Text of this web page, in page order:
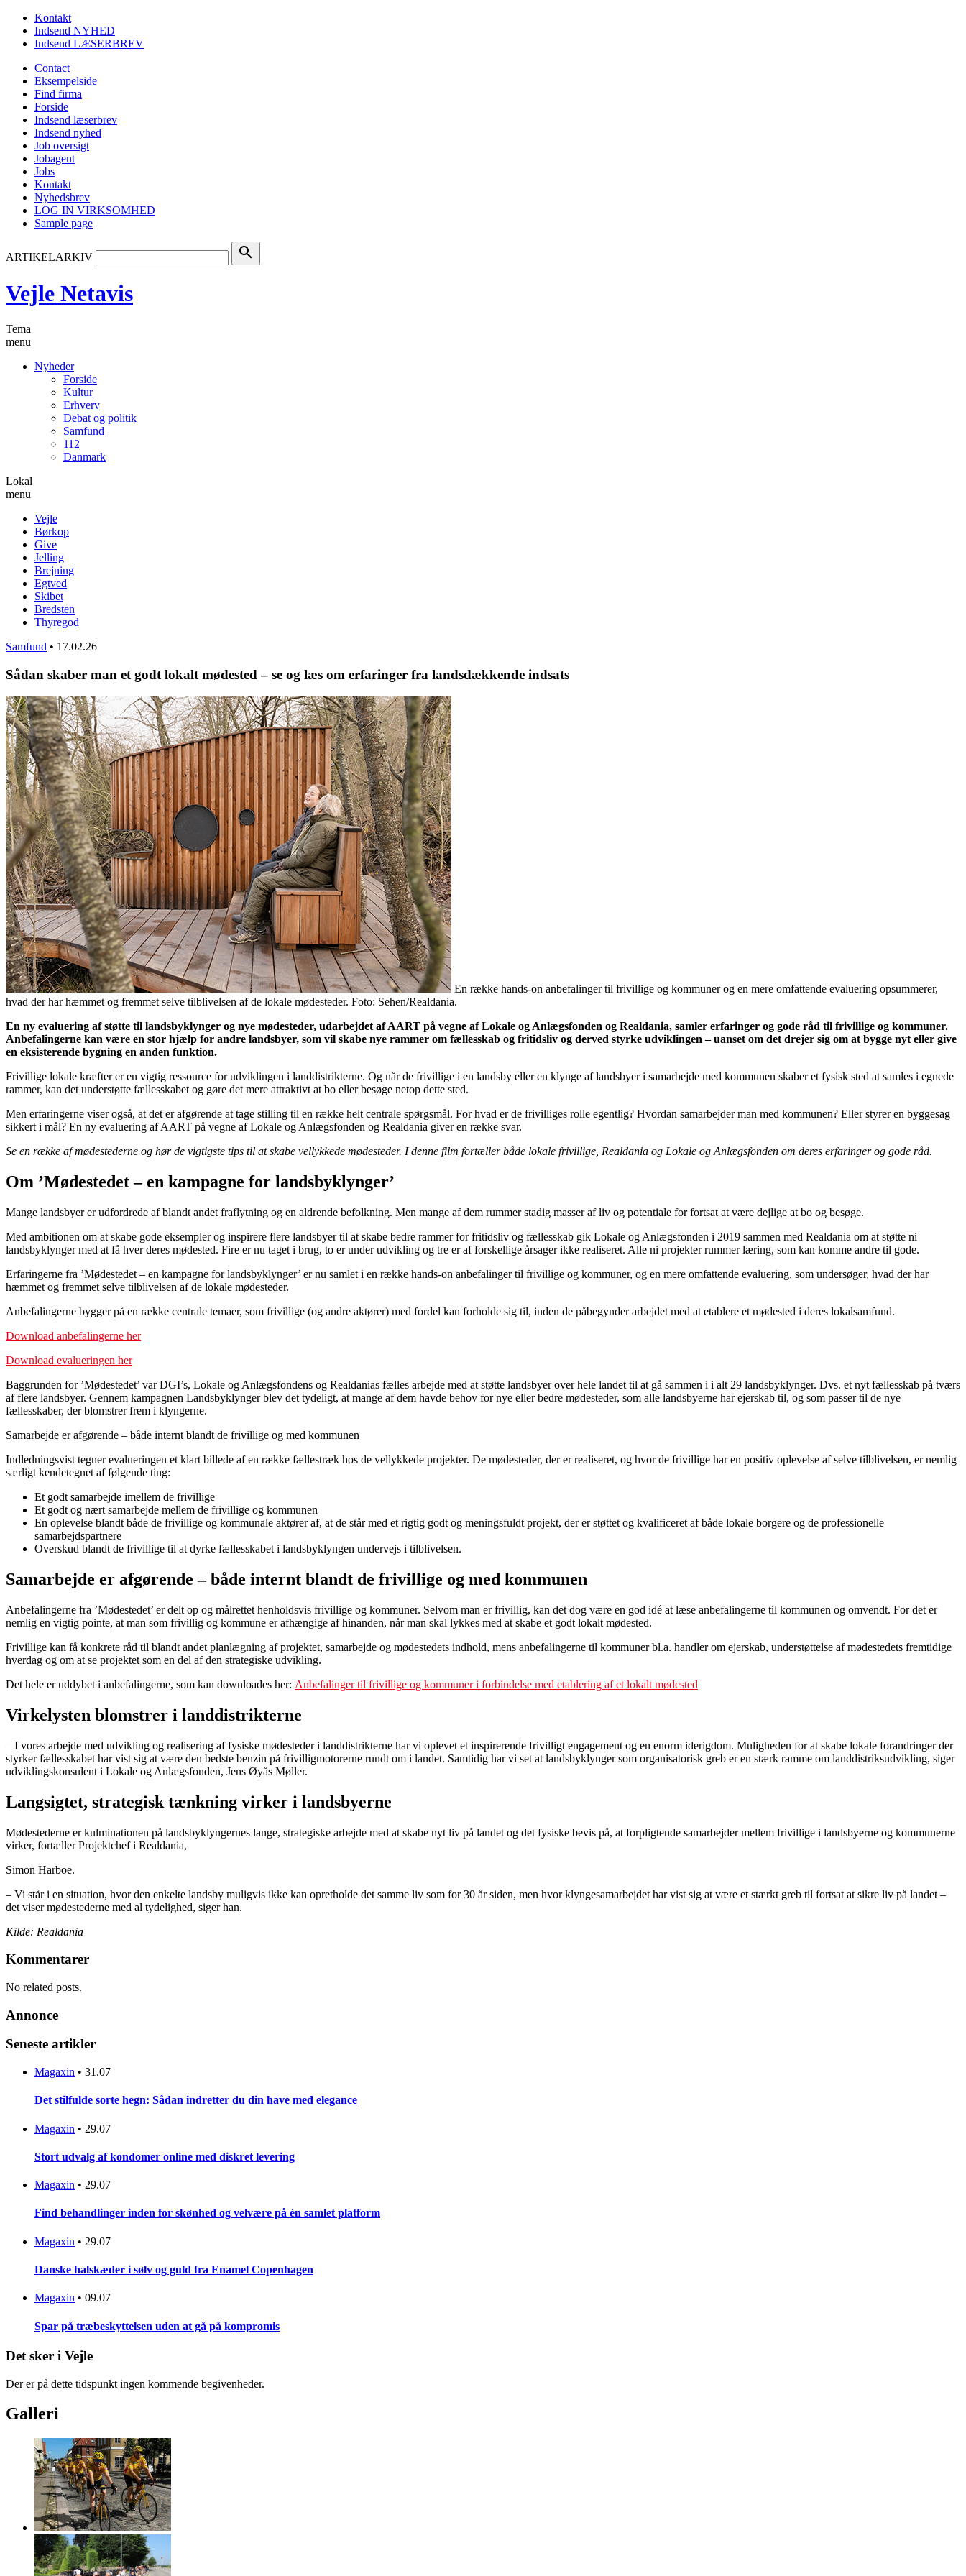
Kontakt
Indsend NYHED
Indsend LÆSERBREV
Contact
Eksempelside
Find firma
Forside
Indsend læserbrev
Indsend nyhed
Job oversigt
Jobagent
Jobs
Kontakt
Nyhedsbrev
LOG IN VIRKSOMHED
Sample page
ARTIKELARKIV search
Vejle Netavis
Tema
menu
Nyheder
Forside
Kultur
Erhverv
Debat og politik
Samfund
112
Danmark
Lokal
menu
Vejle
Børkop
Give
Jelling
Brejning
Egtved
Skibet
Bredsten
Thyregod
Samfund • 17.02.26
Sådan skaber man et godt lokalt mødested – se og læs om erfaringer fra landsdækkende indsats
En række hands-on anbefalinger til frivillige og kommuner og en mere omfattende evaluering opsummerer,
hvad der har hæmmet og fremmet selve tilblivelsen af de lokale mødesteder. Foto: Sehen/Realdania.
En ny evaluering af støtte til landsbyklynger og nye mødesteder, udarbejdet af AART på vegne af Lokale og Anlægsfonden og Realdania, samler erfaringer og gode råd til frivillige og kommuner.
Anbefalingerne kan være en stor hjælp for andre landsbyer, som vil skabe nye rammer om fællesskab og fritidsliv og derved styrke udviklingen – uanset om det drejer sig om at bygge nyt eller give
en eksisterende bygning en anden funktion.
Frivillige lokale kræfter er en vigtig ressource for udviklingen i landdistrikterne. Og når de frivillige i en landsby eller en klynge af landsbyer i samarbejde med kommunen skaber et fysisk sted at samles i egnede
rammer, kan det understøtte fællesskabet og gøre det mere attraktivt at bo eller besøge netop dette sted.
Men erfaringerne viser også, at det er afgørende at tage stilling til en række helt centrale spørgsmål. For hvad er de frivilliges rolle egentlig? Hvordan samarbejder man med kommunen? Eller styrer en byggesag
sikkert i mål? En ny evaluering af AART på vegne af Lokale og Anlægsfonden og Realdania giver en række svar.
Se en række af mødestederne og hør de vigtigste tips til at skabe vellykkede mødesteder. I denne film fortæller både lokale frivillige, Realdania og Lokale og Anlægsfonden om deres erfaringer og gode råd.
Om ’Mødestedet – en kampagne for landsbyklynger’
Mange landsbyer er udfordrede af blandt andet fraflytning og en aldrende befolkning. Men mange af dem rummer stadig masser af liv og potentiale for fortsat at være dejlige at bo og besøge.
Med ambitionen om at skabe gode eksempler og inspirere flere landsbyer til at skabe bedre rammer for fritidsliv og fællesskab gik Lokale og Anlægsfonden i 2019 sammen med Realdania om at støtte ni
landsbyklynger med at få hver deres mødested. Fire er nu taget i brug, to er under udvikling og tre er af forskellige årsager ikke realiseret. Alle ni projekter rummer læring, som kan komme andre til gode.
Erfaringerne fra ’Mødestedet – en kampagne for landsbyklynger’ er nu samlet i en række hands-on anbefalinger til frivillige og kommuner, og en mere omfattende evaluering, som undersøger, hvad der har
hæmmet og fremmet selve tilblivelsen af de lokale mødesteder.
Anbefalingerne bygger på en række centrale temaer, som frivillige (og andre aktører) med fordel kan forholde sig til, inden de påbegynder arbejdet med at etablere et mødested i deres lokalsamfund.
Download anbefalingerne her
Download evalueringen her
Baggrunden for ’Mødestedet’ var DGI’s, Lokale og Anlægsfondens og Realdanias fælles arbejde med at støtte landsbyer over hele landet til at gå sammen i i alt 29 landsbyklynger. Dvs. et nyt fællesskab på tværs
af flere landsbyer. Gennem kampagnen Landsbyklynger blev det tydeligt, at mange af dem havde behov for nye eller bedre mødesteder, som alle landsbyerne har ejerskab til, og som passer til de nye
fællesskaber, der blomstrer frem i klyngerne.
Samarbejde er afgørende – både internt blandt de frivillige og med kommunen
Indledningsvist tegner evalueringen et klart billede af en række fællestræk hos de vellykkede projekter. De mødesteder, der er realiseret, og hvor de frivillige har en positiv oplevelse af selve tilblivelsen, er nemlig
særligt kendetegnet af følgende ting:
Et godt samarbejde imellem de frivillige
Et godt og nært samarbejde mellem de frivillige og kommunen
En oplevelse blandt både de frivillige og kommunale aktører af, at de står med et rigtig godt og meningsfuldt projekt, der er støttet og kvalificeret af både lokale borgere og de professionelle
samarbejdspartnere
Overskud blandt de frivillige til at dyrke fællesskabet i landsbyklyngen undervejs i tilblivelsen.
Samarbejde er afgørende – både internt blandt de frivillige og med kommunen
Anbefalingerne fra ’Mødestedet’ er delt op og målrettet henholdsvis frivillige og kommuner. Selvom man er frivillig, kan det dog være en god idé at læse anbefalingerne til kommunen og omvendt. For det er
nemlig en vigtig pointe, at man som frivillig og kommune er afhængige af hinanden, når man skal lykkes med at skabe et godt lokalt mødested.
Frivillige kan få konkrete råd til blandt andet planlægning af projektet, samarbejde og mødestedets indhold, mens anbefalingerne til kommuner bl.a. handler om ejerskab, understøttelse af mødestedets fremtidige
hverdag og om at se projektet som en del af den strategiske udvikling.
Det hele er uddybet i anbefalingerne, som kan downloades her: Anbefalinger til frivillige og kommuner i forbindelse med etablering af et lokalt mødested
Virkelysten blomstrer i landdistrikterne
– I vores arbejde med udvikling og realisering af fysiske mødesteder i landdistrikterne har vi oplevet et inspirerende frivilligt engagement og en enorm iderigdom. Muligheden for at skabe lokale forandringer der
styrker fællesskabet har vist sig at være den bedste benzin på frivilligmotorerne rundt om i landet. Samtidig har vi set at landsbyklynger som organisatorisk greb er en stærk ramme om landdistriksudvikling, siger
udviklingskonsulent i Lokale og Anlægsfonden, Jens Øyås Møller.
Langsigtet, strategisk tænkning virker i landsbyerne
Mødestederne er kulminationen på landsbyklyngernes lange, strategiske arbejde med at skabe nyt liv på landet og det fysiske bevis på, at forpligtende samarbejder mellem frivillige i landsbyerne og kommunerne
virker, fortæller Projektchef i Realdania,
Simon Harboe.
– Vi står i en situation, hvor den enkelte landsby muligvis ikke kan opretholde det samme liv som for 30 år siden, men hvor klyngesamarbejdet har vist sig at være et stærkt greb til fortsat at sikre liv på landet –
det viser mødestederne med al tydelighed, siger han.
Kilde: Realdania
Kommentarer
No related posts.
Annonce
Seneste artikler
Magaxin • 31.07
Det stilfulde sorte hegn: Sådan indretter du din have med elegance
Magaxin • 29.07
Stort udvalg af kondomer online med diskret levering
Magaxin • 29.07
Find behandlinger inden for skønhed og velvære på én samlet platform
Magaxin • 29.07
Danske halskæder i sølv og guld fra Enamel Copenhagen
Magaxin • 09.07
Spar på træbeskyttelsen uden at gå på kompromis
Det sker i Vejle
Der er på dette tidspunkt ingen kommende begivenheder.
Galleri